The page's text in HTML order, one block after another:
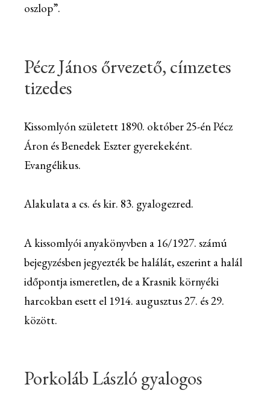
oszlop”.
Pécz János őrvezető, címzetes
tizedes
Kissomlyón született 1890. október 25-én Pécz
Áron és Benedek Eszter gyerekeként.
Evangélikus.
Alakulata a cs. és kir. 83. gyalogezred.
A kissomlyói anyakönyvben a 16/1927. számú
bejegyzésben jegyezték be halálát, eszerint a halál
időpontja ismeretlen, de a Krasnik környéki
harcokban esett el 1914. augusztus 27. és 29.
között.
Porkoláb László gyalogos